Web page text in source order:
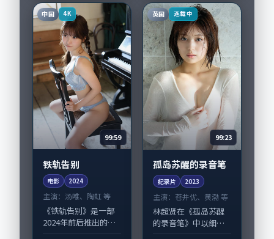
事，王凯、周迅的情
感...
担纲主线；取景与声
音设计凸显法国城市
质...
中国 4K
99:59
铁轨告别
电影 2024
主演： 汤唯、陶虹 等
《铁轨告别》是一部
2024年前后推出的科
英国 连载中
99:23
孤岛苏醒的录音笔
纪录片 2023
主演：苍井优、黄渤 等
林超贤在《孤岛苏醒
的录音笔》中以细腻